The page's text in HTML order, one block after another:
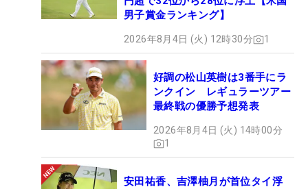
男子賞金ランキング】
2026年8月4日 (火) 12時30分 1
好調の松山英樹は3番手にラ
ンクイン レギュラーツアー
最終戦の優勝予想発表
2026年8月4日 (火) 14時00分
1
安田祐香、吉澤柚月が首位タイ浮